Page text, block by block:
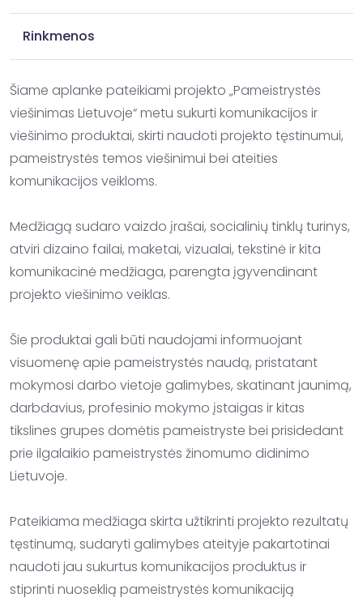
Rinkmenos
Šiame aplanke pateikiami projekto „Pameistrystės
viešinimas Lietuvoje“ metu sukurti komunikacijos ir
viešinimo produktai, skirti naudoti projekto tęstinumui,
pameistrystės temos viešinimui bei ateities
komunikacijos veikloms.
Medžiagą sudaro vaizdo įrašai, socialinių tinklų turinys,
atviri dizaino failai, maketai, vizualai, tekstinė ir kita
komunikacinė medžiaga, parengta įgyvendinant
projekto viešinimo veiklas.
Šie produktai gali būti naudojami informuojant
visuomenę apie pameistrystės naudą, pristatant
mokymosi darbo vietoje galimybes, skatinant jaunimą,
darbdavius, profesinio mokymo įstaigas ir kitas
tikslines grupes domėtis pameistryste bei prisidedant
prie ilgalaikio pameistrystės žinomumo didinimo
Lietuvoje.
Pateikiama medžiaga skirta užtikrinti projekto rezultatų
tęstinumą, sudaryti galimybes ateityje pakartotinai
naudoti jau sukurtus komunikacijos produktus ir
stiprinti nuoseklią pameistrystės komunikaciją